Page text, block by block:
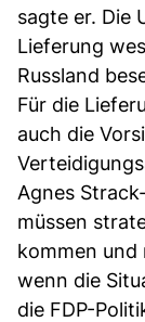
sagte er. Die
Lieferung
Russland
Für die
auch die
Agnes
müssen
kommen und
wenn die
die FDP-